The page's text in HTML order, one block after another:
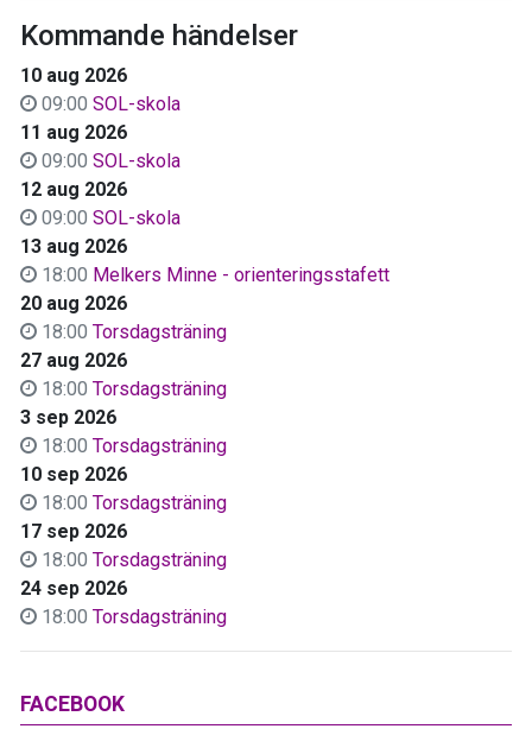
Kommande händelser
10 aug 2026
09:00 SOL-skola
11 aug 2026
09:00 SOL-skola
12 aug 2026
09:00 SOL-skola
13 aug 2026
18:00 Melkers Minne - orienteringsstafett
20 aug 2026
18:00 Torsdagsträning
27 aug 2026
18:00 Torsdagsträning
3 sep 2026
18:00 Torsdagsträning
10 sep 2026
18:00 Torsdagsträning
17 sep 2026
18:00 Torsdagsträning
24 sep 2026
18:00 Torsdagsträning
FACEBOOK